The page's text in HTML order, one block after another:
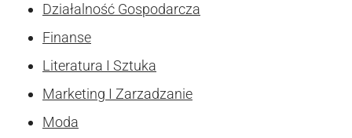
Działalność Gospodarcza
Finanse
Literatura I Sztuka
Marketing I Zarzadzanie
Moda